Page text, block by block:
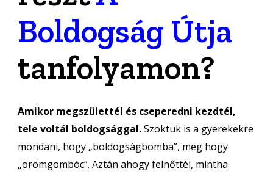
Boldogság Útja
tanfolyamon?
Amikor megszülettél és cseperedni kezdtél,
tele voltál boldogsággal.Szoktuk is a gyerekekre
mondani, hogy „boldogságbomba”, meg hogy
„örömgombóc”. Aztán ahogy felnőttél, mintha